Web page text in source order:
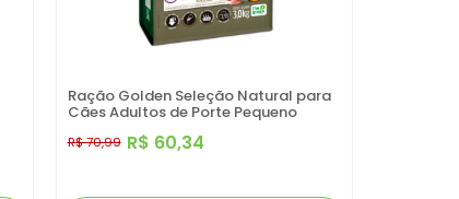
Ração Golden Seleção Natural para
Cães Adultos de Porte Pequeno
3KG R$ 60,34
R$ 70,99